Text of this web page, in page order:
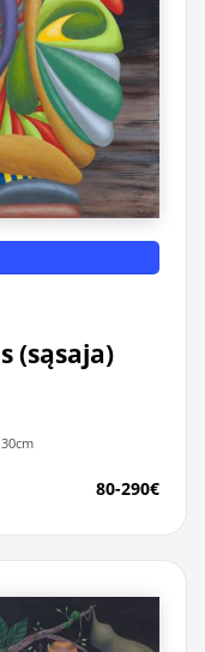
(sąsaja)
80-290€